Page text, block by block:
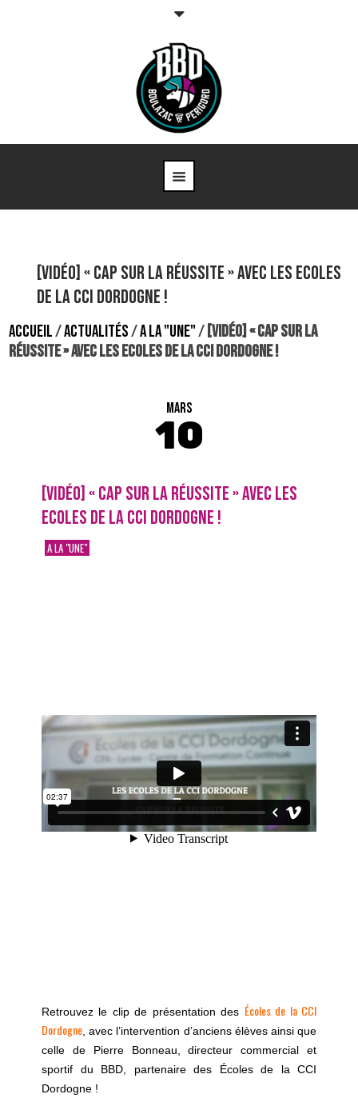
[Vidéo] « Cap sur la réussite » avec les Ecoles
de la CCI Dordogne !
ACCUEIL/ACTUALITÉS/A LA "UNE"/ [VIDÉO] « CAP SUR LA
RÉUSSITE » AVEC LES ECOLES DE LA CCI DORDOGNE !
MARS
10
[VIDÉO] « CAP SUR LA RÉUSSITE » AVEC LES
ECOLES DE LA CCI DORDOGNE !
A LA "UNE"
Retrouvez le clip de présentation des Écoles de la CCI
Dordogne, avec l’intervention d’anciens élèves ainsi que
celle de Pierre Bonneau, directeur commercial et
sportif du BBD, partenaire des Écoles de la CCI
Dordogne !